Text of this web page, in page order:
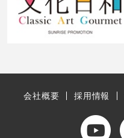
会社概要 採用情報